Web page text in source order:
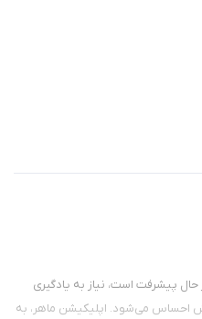
پیشرفت است، نیاز به یادگیری
می‌شود. اپلیکیشن ماهر، به